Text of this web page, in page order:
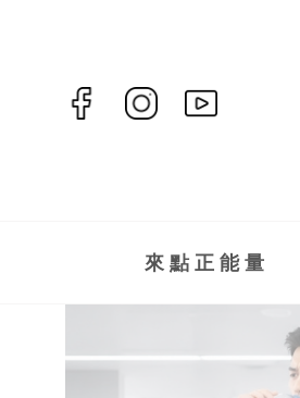
來點正能量